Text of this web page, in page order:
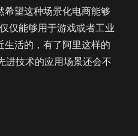
希望这种场景化电商能够
仅能够用于游戏或者工业
生活的，有了阿里这样的
进技术的应用场景还会不